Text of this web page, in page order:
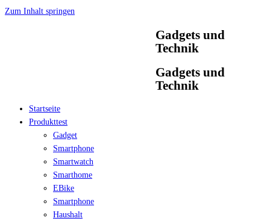
Zum Inhalt springen
Gadgets und
Technik
Gadgets und
Technik
Startseite
Produkttest
Gadget
Smartphone
Smartwatch
Smarthome
EBike
Smartphone
Haushalt